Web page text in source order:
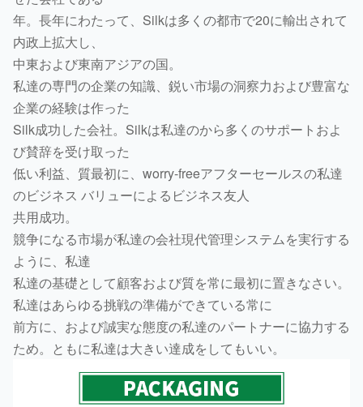
年。長年にわたって、Silkは多くの都市で20に輸出されて
内政上拡大し、
中東および東南アジアの国。
私達の専門の企業の知識、鋭い市場の洞察力および豊富な
企業の経験は作った
Silk成功した会社。Silkは私達のから多くのサポートおよ
び賛辞を受け取った
低い利益、質最初に、worry-freeアフターセールスの私達
のビジネス バリューによるビジネス友人
共用成功。
競争になる市場が私達の会社現代管理システムを実行する
ように、私達
私達の基礎として顧客および質を常に最初に置きなさい。
私達はあらゆる挑戦の準備ができている常に
前方に、および誠実な態度の私達のパートナーに協力する
ため。ともに私達は大きい達成をしてもいい。